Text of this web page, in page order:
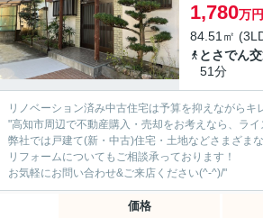
1,780万円
84.51㎡
とさでん
51分
リノベーション済み中古住宅は予算を抑えながら
"高知市周辺で不動産購入・売却をお考えなら、ラ
弊社では戸建て(新・中古)住宅・土地などさまざま
リフォームについてもご相談承っております！
お気軽にお問い合わせ&ご来店ください‍(^-^)/"
価格